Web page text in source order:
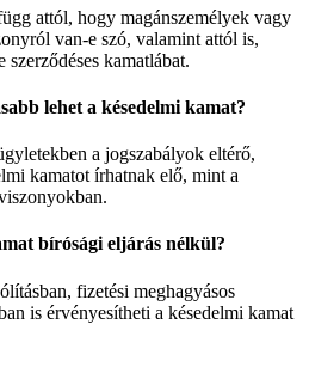
attól, hogy magánszemélyek vagy
van-e szó, valamint attól is,
kamatlábat.
lehet a késedelmi kamat?
a jogszabályok eltérő,
kamatot írhatnak elő, mint a
bírósági eljárás nélkül?
fizetési meghagyásos
is érvényesítheti a késedelmi kamat